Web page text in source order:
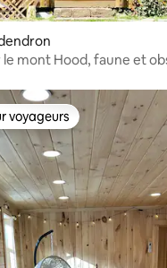
le mont Hood, faune et
les plus
voyageurs